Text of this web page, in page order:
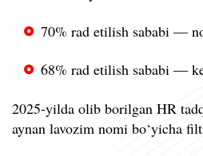
70% rad etilish sababi —
68% rad etilish sababi —
2025-yilda olib borilgan HR
aynan lavozim nomi bo‘yicha